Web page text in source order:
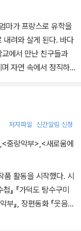
마가 프랑스로 유학을
내려와 살게 된다. 바다
에서 만난 친구들과
자연 속에서 정직하
된다. 며칠 뒤 나라에
서 영태의 운동화가
저자파일 신간알림 신청
,<중랑악부>,<새로움에
품 활동을 시작했다. 시
』 『가덕도 탕수구미
부』, 장편동화 『웃음공